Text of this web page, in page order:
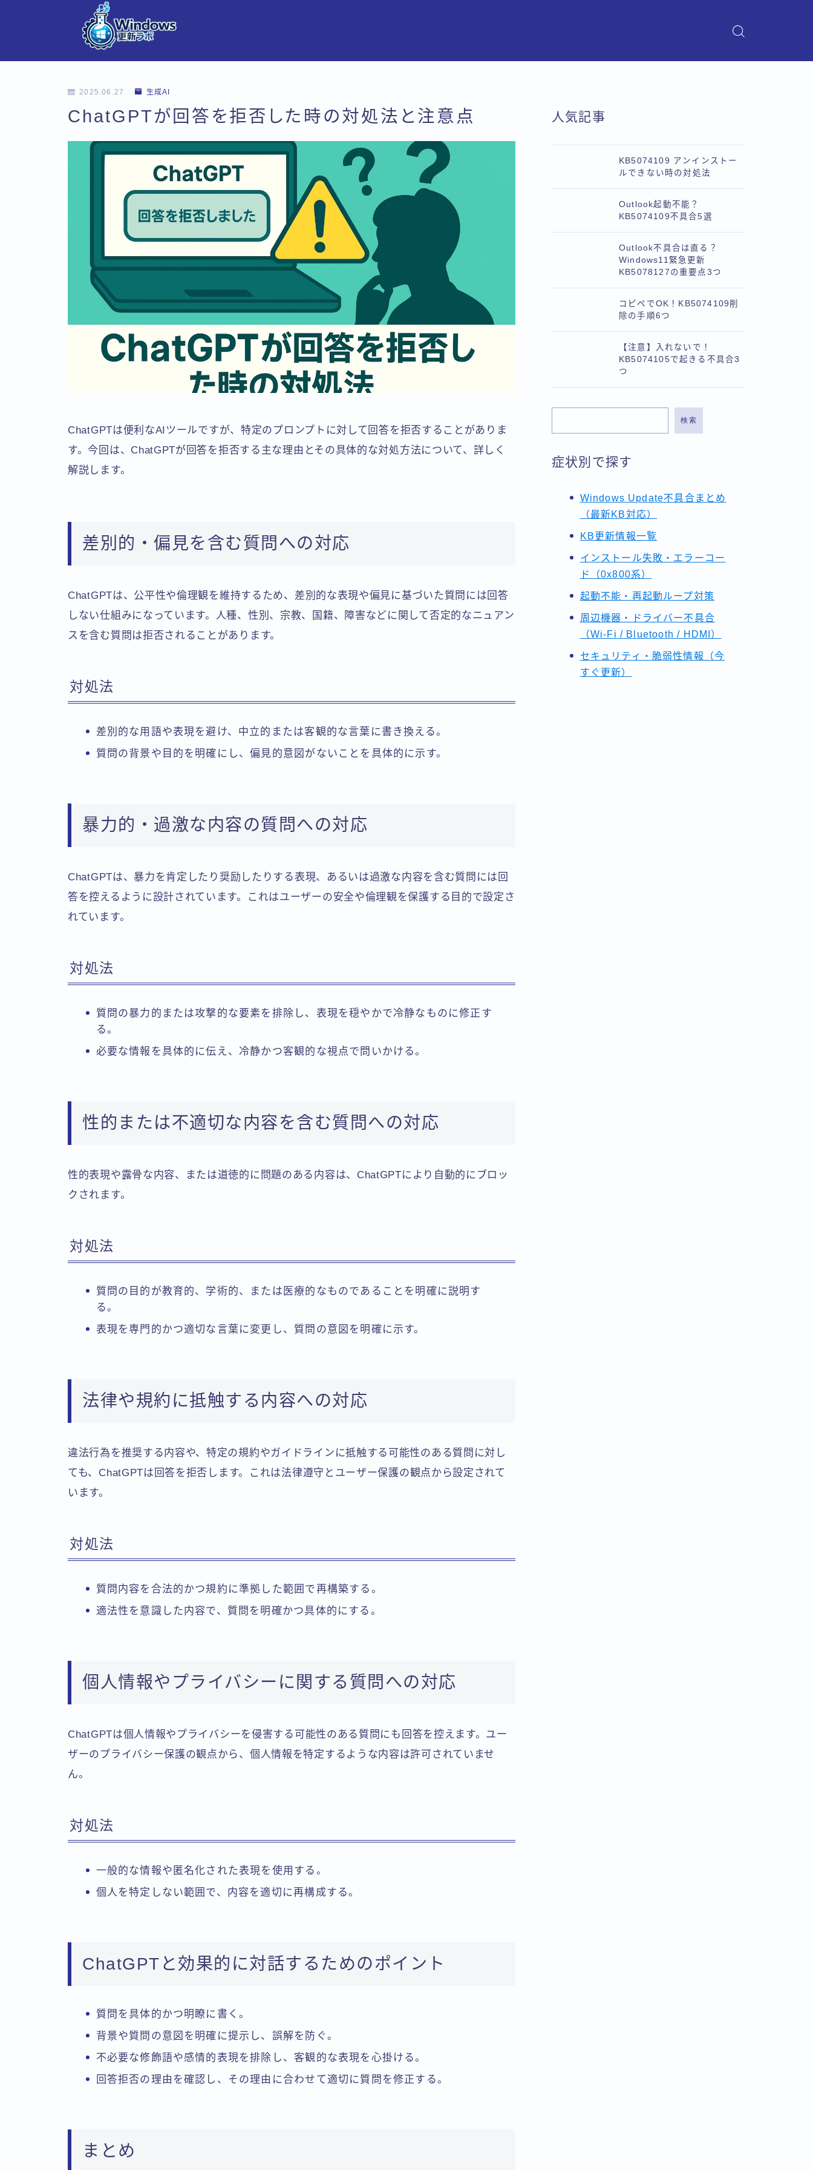
2025.06.27 生成AI
ChatGPTが回答を拒否した時の対処法と注意点
ChatGPTは便利なAIツールですが、特定のプロンプトに対して回答を拒否することがありま
す。今回は、ChatGPTが回答を拒否する主な理由とその具体的な対処方法について、詳しく
解説します。
差別的・偏見を含む質問への対応
ChatGPTは、公平性や倫理観を維持するため、差別的な表現や偏見に基づいた質問には回答
しない仕組みになっています。人種、性別、宗教、国籍、障害などに関して否定的なニュアン
スを含む質問は拒否されることがあります。
対処法
差別的な用語や表現を避け、中立的または客観的な言葉に書き換える。
質問の背景や目的を明確にし、偏見的意図がないことを具体的に示す。
暴力的・過激な内容の質問への対応
ChatGPTは、暴力を肯定したり奨励したりする表現、あるいは過激な内容を含む質問には回
答を控えるように設計されています。これはユーザーの安全や倫理観を保護する目的で設定さ
れています。
対処法
質問の暴力的または攻撃的な要素を排除し、表現を穏やかで冷静なものに修正す
る。
必要な情報を具体的に伝え、冷静かつ客観的な視点で問いかける。
性的または不適切な内容を含む質問への対応
性的表現や露骨な内容、または道徳的に問題のある内容は、ChatGPTにより自動的にブロッ
クされます。
対処法
質問の目的が教育的、学術的、または医療的なものであることを明確に説明す
る。
表現を専門的かつ適切な言葉に変更し、質問の意図を明確に示す。
法律や規約に抵触する内容への対応
違法行為を推奨する内容や、特定の規約やガイドラインに抵触する可能性のある質問に対し
ても、ChatGPTは回答を拒否します。これは法律遵守とユーザー保護の観点から設定されて
います。
対処法
質問内容を合法的かつ規約に準拠した範囲で再構築する。
適法性を意識した内容で、質問を明確かつ具体的にする。
個人情報やプライバシーに関する質問への対応
ChatGPTは個人情報やプライバシーを侵害する可能性のある質問にも回答を控えます。ユー
ザーのプライバシー保護の観点から、個人情報を特定するような内容は許可されていませ
ん。
対処法
一般的な情報や匿名化された表現を使用する。
個人を特定しない範囲で、内容を適切に再構成する。
ChatGPTと効果的に対話するためのポイント
質問を具体的かつ明瞭に書く。
背景や質問の意図を明確に提示し、誤解を防ぐ。
不必要な修飾語や感情的表現を排除し、客観的な表現を心掛ける。
回答拒否の理由を確認し、その理由に合わせて適切に質問を修正する。
まとめ
人気記事
KB5074109 アンインストー
ルできない時の対処法
Outlook起動不能？
KB5074109不具合5選
Outlook不具合は直る？
Windows11緊急更新
KB5078127の重要点3つ
コピペでOK！KB5074109削
除の手順6つ
【注意】入れないで！
KB5074105で起きる不具合3
つ
検索
症状別で探す
Windows Update不具合まとめ
（最新KB対応）
KB更新情報一覧
インストール失敗・エラーコー
ド（0x800系）
起動不能・再起動ループ対策
周辺機器・ドライバー不具合
（Wi-Fi / Bluetooth / HDMI）
セキュリティ・脆弱性情報（今
すぐ更新）